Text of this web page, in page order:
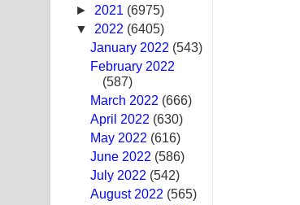
Awanken Song Lyrics - අවංකෙන්
Pa Sina Song Lyrics - පෑ සිනා ගීතයේ
Manobhawa Song Lyrics - මනෝභව
Akahe Indala Song Lyrics - ආකාහේ
Raawaya Song Lyrics - රාවය ගීතයේ
► 2021 (6975)
▼ 2022 (6405)
January 2022 (543)
February 2022
(587)
March 2022 (666)
April 2022 (630)
May 2022 (616)
June 2022 (586)
July 2022 (542)
August 2022 (565)